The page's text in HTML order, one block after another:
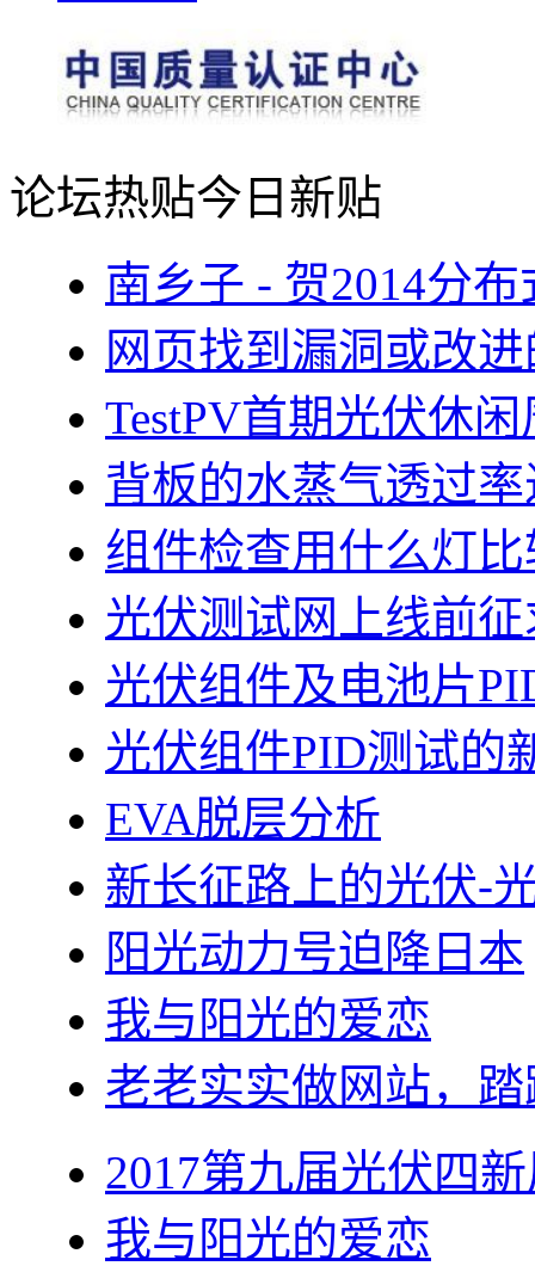
论坛热贴今日新贴
南乡子 - 贺2014分
网页找到漏洞或改
TestPV首期光伏休
背板的水蒸气透过
组件检查用什么灯
光伏测试网上线前
光伏组件及电池片
光伏组件PID测试的
EVA脱层分析
新长征路上的光伏-
阳光动力号迫降日本
我与阳光的爱恋
老老实实做网站，
2017第九届光伏四
我与阳光的爱恋